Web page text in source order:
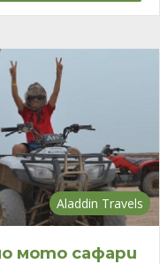
Aladdin Travels
мото сафари